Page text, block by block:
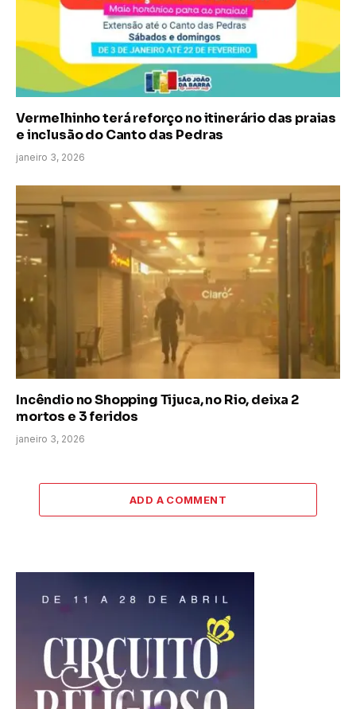
Vermelhinho terá reforço no itinerário das praias
e inclusão do Canto das Pedras
janeiro 3, 2026
Incêndio no Shopping Tijuca, no Rio, deixa 2
mortos e 3 feridos
janeiro 3, 2026
ADD A COMMENT